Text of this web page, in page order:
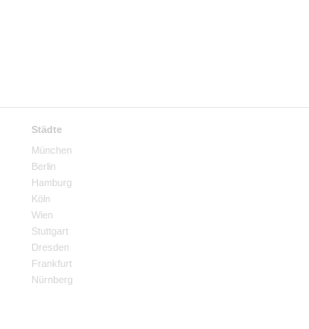
Städte
München
Berlin
Hamburg
Köln
Wien
Stuttgart
Dresden
Frankfurt
Nürnberg